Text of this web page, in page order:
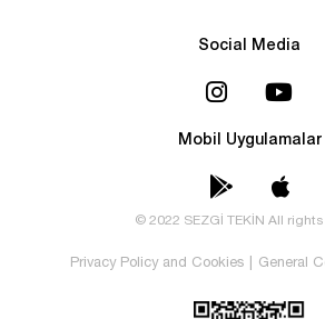
Social Media
Mobil Uygulamalar
© 2022 SEZGİ TEKİN All
Privacy Policy and Cookies General